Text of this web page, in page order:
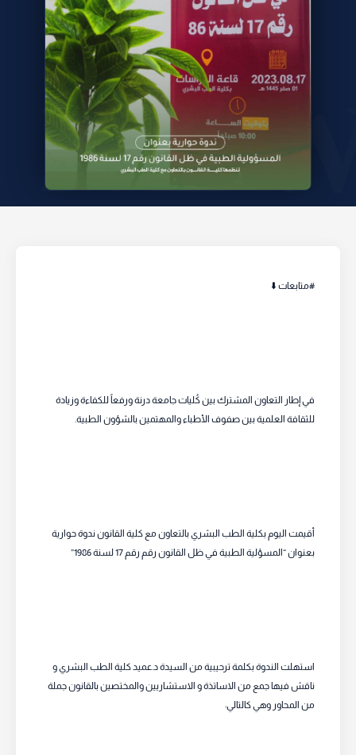
#متابعات ⬇️
في إطار التعاون المشترك بين كُليات جامعة درنة ورفعاً للكفاءة وزيادة
للثقافة العلمية بين صفوف الأطباء والمهتمين بالشؤون الطبية.
أقيمت اليوم بكلية الطب البشري بالتعاون مع كلية القانون ندوة حوارية
بعنوان “المسؤلية الطبية في ظل القانون رقم رقم 17 لسنة 1986”
استهلت الندوة بكلمة ترحيبية من السيدة د.عميد كلية الطب البشري و
ناقش فيها جمع من الاساتذة و الاستشاريين والمختصين بالقانون جملة
من المحاور وهي كالتالي: